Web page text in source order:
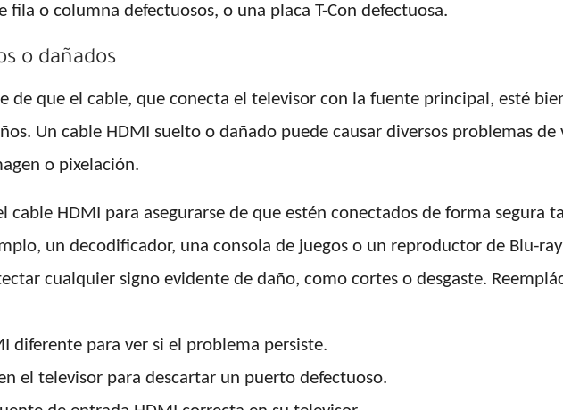
o columna defectuosos, o una placa T-Con defectuosa.
o dañados
de que el cable, que conecta el televisor con la fuente principal, esté
Un cable HDMI suelto o dañado puede causar diversos problemas
o pixelación.
cable HDMI para asegurarse de que estén conectados de forma segura
un decodificador, una consola de juegos o un reproductor de Blu-
cualquier signo evidente de daño, como cortes o desgaste.
diferente para ver si el problema persiste.
el televisor para descartar un puerto defectuoso.